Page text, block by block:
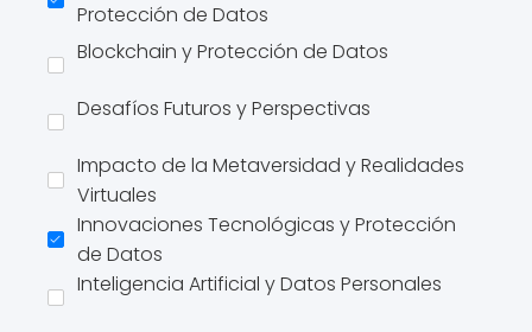
Protección de Datos
Blockchain y Protección de Datos
Desafíos Futuros y Perspectivas
Impacto de la Metaversidad y Realidades
Virtuales
Innovaciones Tecnológicas y Protección
de Datos
Inteligencia Artificial y Datos Personales